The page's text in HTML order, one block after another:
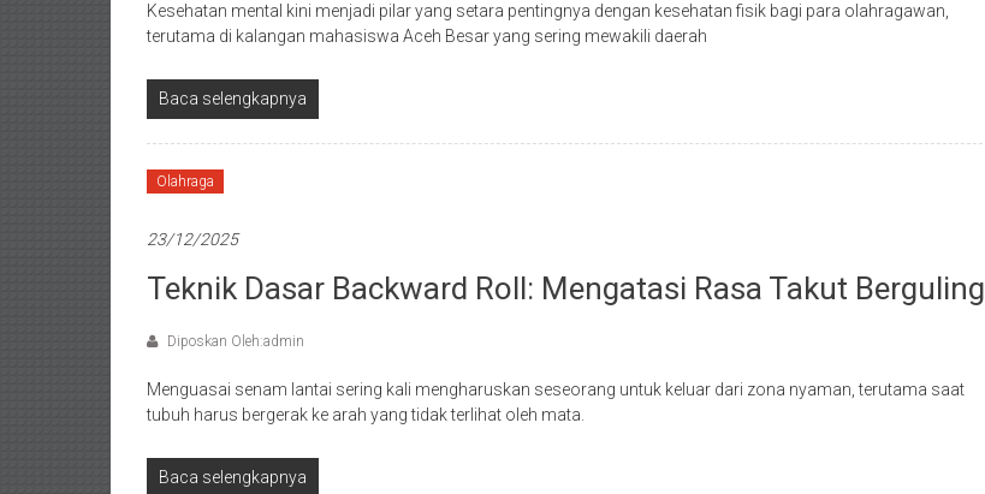
Kesehatan mental kini menjadi pilar yang setara pentingnya dengan kesehatan fisik bagi para olahragawan,
terutama di kalangan mahasiswa Aceh Besar yang sering mewakili daerah
Baca selengkapnya
Olahraga
23/12/2025
Teknik Dasar Backward Roll: Mengatasi Rasa Takut Berguling
Diposkan Oleh:admin
Menguasai senam lantai sering kali mengharuskan seseorang untuk keluar dari zona nyaman, terutama saat
tubuh harus bergerak ke arah yang tidak terlihat oleh mata.
Baca selengkapnya